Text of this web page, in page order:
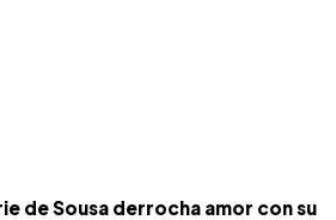
de Sousa derrocha amor con su